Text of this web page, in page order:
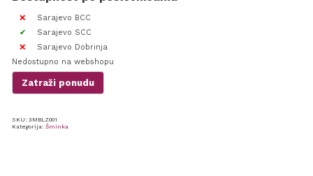
Sarajevo BCC
Sarajevo SCC
Sarajevo Dobrinja
Nedostupno na webshopu
Zatraži ponudu
SKU: 3MBLZ001
Kategorija: Šminka